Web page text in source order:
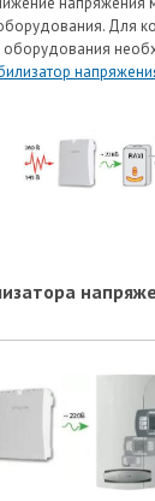
Для
оборудования